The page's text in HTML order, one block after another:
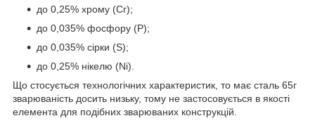
до 0,25% хрому (Сг);
до 0,035% фосфору (Р);
до 0,035% сірки (S);
до 0,25% нікелю (Ni).
Що стосується технологічних характеристик, то має сталь 65г
зварюваність досить низьку, тому не застосовується в якості
елемента для подібних зварюваних конструкцій.